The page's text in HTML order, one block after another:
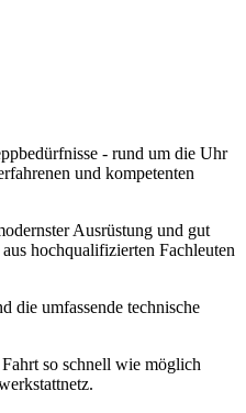
- rund um die Uhr
und kompetenten
Ausrüstung und gut
hochqualifizierten Fachleuten
die umfassende technische
so schnell wie möglich